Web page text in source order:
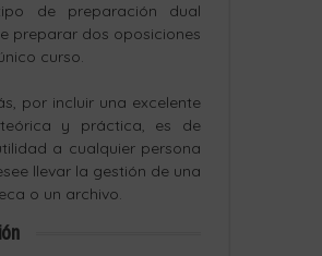
de preparación dual
preparar dos oposiciones
curso.
por incluir una excelente
y práctica, es de
a cualquier persona
llevar la gestión de una
o un archivo.
ión